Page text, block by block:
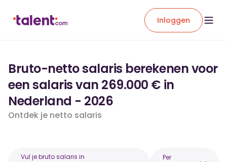
Inloggen
Bruto-netto salaris berekenen voor
een salaris van 269.000 € in
Nederland - 2026
Ontdek je netto salaris
Vul je bruto salaris in Per